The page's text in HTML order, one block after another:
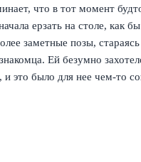
что в тот момент
ерзать на столе, как
заметные позы,
Ей безумно
и это было для нее чем-то